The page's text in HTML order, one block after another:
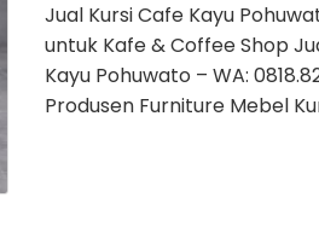
Jual Kursi Cafe Kayu
untuk Kafe & Coffee Shop
Kayu Pohuwato – WA:
Produsen Furniture Mebel